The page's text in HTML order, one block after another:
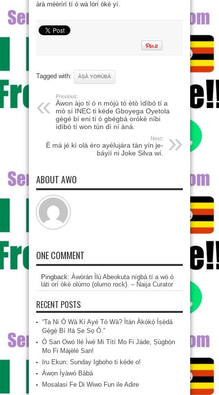
àrà méèrírí tí ó wà lórí òkè yí.
Tagged with: ÀṢÀ YORÙBÁ
Previous:
Àwon àjo tí ó n mójú tó ètò ìdìbó tí a
mò sí INEC ti kéde Gboyega Oyetola
gégé bí eni tí ó gbégbà orókè níbi
ìdìbò tí won tún dì ní àná.
Next:
È má jé kì olá èro ayélujára tàn yín je-
báyìí ni Joke Silva wí.
ABOUT AWO
ONE COMMENT
Pingback: Àwòrán Ìlú Abeokuta nígbà tí a wò ó
láti orí òkè olúmo (olumo rock). – Naija Curator
RECENT POSTS
“Ta Ní Ó Wà Kí Ayé Tó Wà? Ìtàn Àkọ́kọ́ Ìṣẹ̀dá
Gẹ́gẹ́ Bí Ifá Ṣe Sọ Ó.”
Ó San Owó Ilé Ìwé Mi Títí Mo Fi Jáde, Ṣùgbọ́n
Mo Fi Májèlé San!
Iru Ekun: Sunday Igboho ti kéde o!
Àwọn Ìyàwó Bàbá
Mosalasi Fe Di Wiwo Fun ile Adire